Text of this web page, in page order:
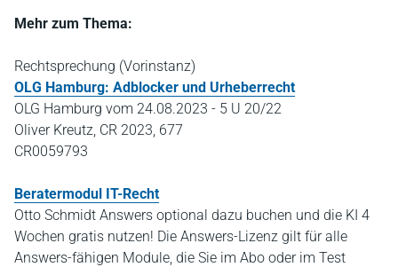
Mehr zum Thema:
Rechtsprechung (Vorinstanz)
OLG Hamburg: Adblocker und Urheberrecht
OLG Hamburg vom 24.08.2023 - 5 U 20/22
Oliver Kreutz, CR 2023, 677
CR0059793
Beratermodul IT-Recht
Otto Schmidt Answers optional dazu buchen und die KI 4
Wochen gratis nutzen! Die Answers-Lizenz gilt für alle
Answers-fähigen Module, die Sie im Abo oder im Test